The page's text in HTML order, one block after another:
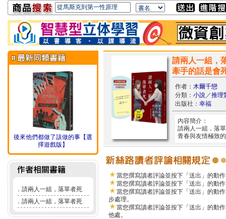
後來他們都做了該做的事【選
擇遊戲版】
． 請兩人一組，落單者死
． 請兩人一組，落單者死
請兩人一組，
牽手的話是會
作者： 木爾千戀
分類： 小說／推理
出版社： 幸福
內容簡介：
請兩人一組，落
青春與友情極致
當您撰寫讀者評論並按下「送出」的動
當您撰寫讀者評論並按下「送出」的動
當您撰寫讀者評論並按下「送出」的動
步處理。
當您撰寫讀者評論並按下「送出」的動
他處。